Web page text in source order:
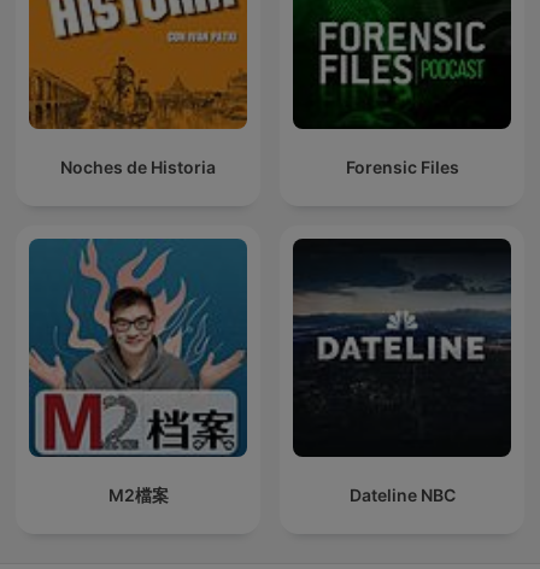
Noches de Historia Forensic Files
M2檔案 Dateline NBC